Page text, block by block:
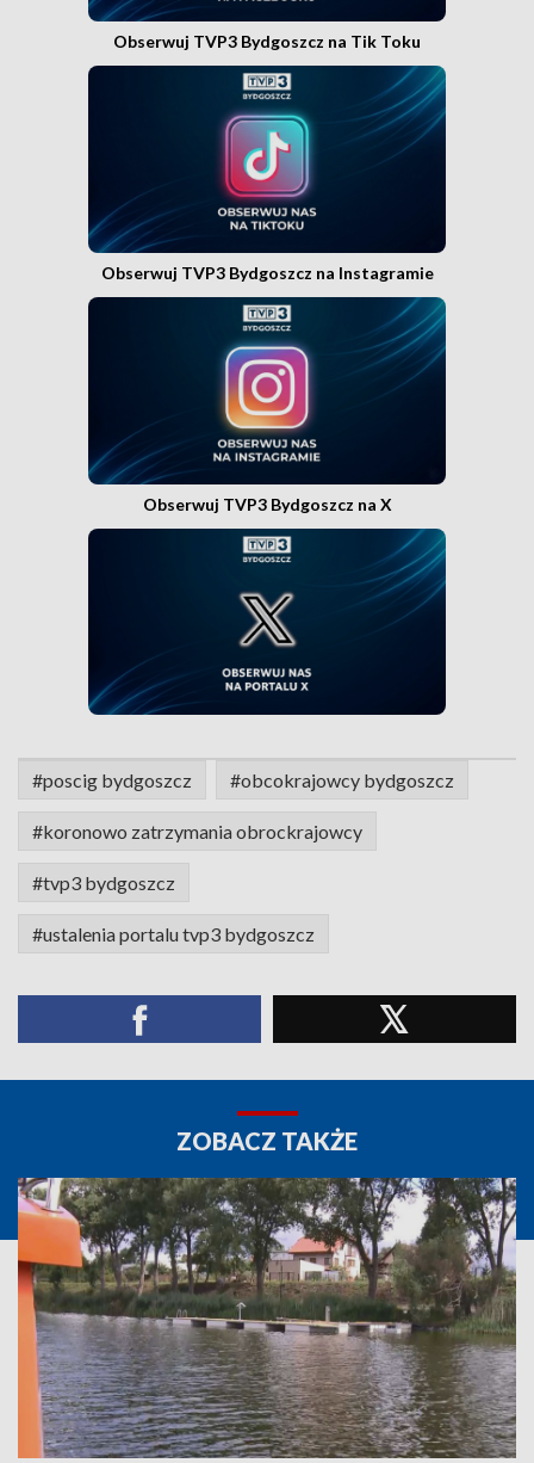
Obserwuj TVP3 Bydgoszcz na Tik Toku
Obserwuj TVP3 Bydgoszcz na Instagramie
Obserwuj TVP3 Bydgoszcz na X
#poscig bydgoszcz #obcokrajowcy bydgoszcz
#koronowo zatrzymania obrockrajowcy
#tvp3 bydgoszcz
#ustalenia portalu tvp3 bydgoszcz
ZOBACZ TAKŻE